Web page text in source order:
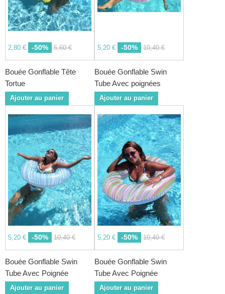
2,80 € -50% 5,60 €
Bouée Gonflable Tête
Tortue
Ajouter au panier
5,20 € -50% 10,40 €
Bouée Gonflable Swin
Tube Avec poignées
Ajouter au panier
5,20 € -50% 10,40 €
Bouée Gonflable Swin
Tube Avec Poignée
Ajouter au panier
5,20 € -50% 10,40 €
Bouée Gonflable Swin
Tube Avec Poignée
Ajouter au panier